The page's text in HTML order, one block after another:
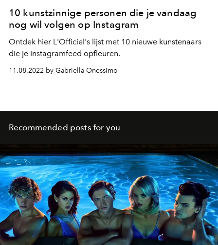
10 kunstzinnige personen die je vandaag
nog wil volgen op Instagram
Ontdek hier L'Officiel's lijst met 10 nieuwe kunstenaars
die je Instagramfeed opfleuren.
11.08.2022 by Gabriella Onessimo
Recommended posts for you